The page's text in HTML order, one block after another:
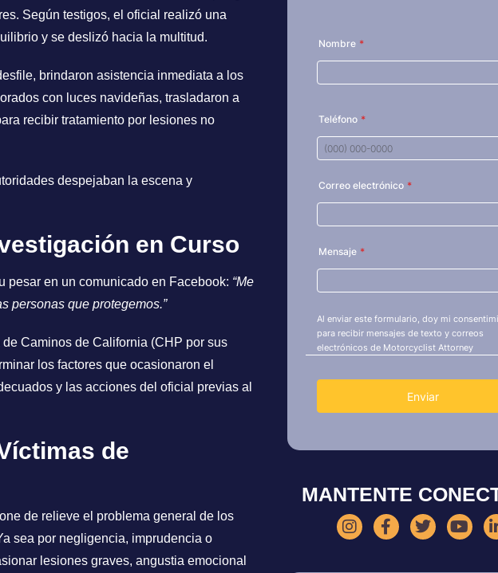
Según testigos, el oficial realizó una
y se deslizó hacia la multitud.
brindaron asistencia inmediata a los
con luces navideñas, trasladaron a
recibir tratamiento por lesiones no
despejaban la escena y
en Curso
pesar en un comunicado en Facebook: “Me
personas que protegemos.”
Caminos de California (CHP por sus
los factores que ocasionaron el
y las acciones del oficial previas al
de
de relieve el problema general de los
sea por negligencia, imprudencia o
lesiones graves, angustia emocional
MANTENTE